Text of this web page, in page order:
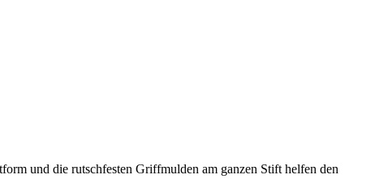
und die rutschfesten Griffmulden am ganzen Stift helfen den